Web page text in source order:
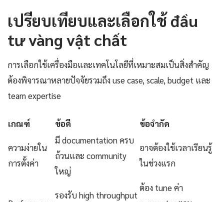
เปรียบเทียบและเลือกใช้ đầu
tư vàng vật chất
การเลือกใช้เครื่องมือและเทคโนโลยีที่เหมาะสมเป็นสิ่งสำคัญ
ต้องพิจารณาหลายปัจจัยรวมถึง use case, scale, budget และ
team expertise
เกณฑ์ ข้อดี ข้อจำกัด
ความง่ายใน
การตั้งค่า
มี documentation ครบ
ถ้วนและ community
ใหญ่
อาจต้องใช้เวลาเรียนรู้
ในช่วงแรก
รองรับ high throughput
ต้อง tune ค่า